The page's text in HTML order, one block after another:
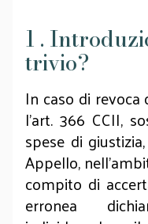
1 .
trivio?
In caso di
l’art. 366 CCII,
spese di
Appello,
compito di
erronea